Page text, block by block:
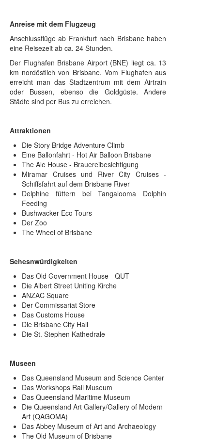
Anreise mit dem Flugzeug
Anschlussflüge ab Frankfurt nach Brisbane haben
eine Reisezeit ab ca. 24 Stunden.
Der Flughafen Brisbane Airport (BNE) liegt ca. 13
km nordöstlich von Brisbane. Vom Flughafen aus
erreicht man das Stadtzentrum mit dem Airtrain
oder Bussen, ebenso die Goldgüste. Andere
Städte sind per Bus zu erreichen.
Attraktionen
Die Story Bridge Adventure Climb
Eine Ballonfahrt - Hot Air Balloon Brisbane
The Ale House - Brauereibesichtigung
Miramar Cruises und River City Cruises -
Schiffsfahrt auf dem Brisbane River
Delphine füttern bei Tangalooma Dolphin
Feeding
Bushwacker Eco-Tours
Der Zoo
The Wheel of Brisbane
Sehesnwürdigkeiten
Das Old Government House - QUT
Die Albert Street Uniting Kirche
ANZAC Square
Der Commissariat Store
Das Customs House
Die Brisbane City Hall
Die St. Stephen Kathedrale
Museen
Das Queensland Museum and Science Center
Das Workshops Rail Museum
Das Queensland Maritime Museum
Die Queensland Art Gallery/Gallery of Modern
Art (QAGOMA)
Das Abbey Museum of Art and Archaeology
The Old Museum of Brisbane